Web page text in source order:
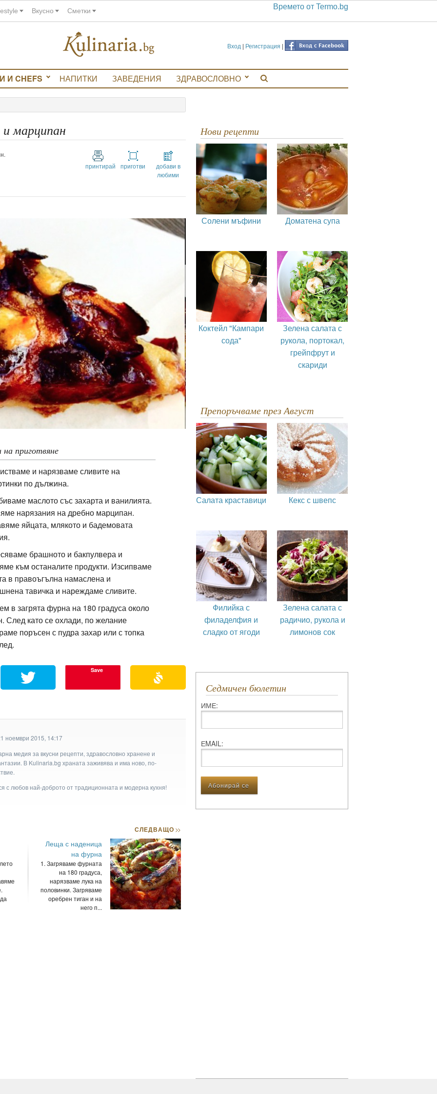
Вкусно Сметки Времето от Termo.bg
Вход | Регистрация |
И CHEFS НАПИТКИ ЗАВЕДЕНИЯ ЗДРАВОСЛОВНО
марципан
принтирай приготви
добави в
любими
на приготвяне
и нарязваме сливите на
по дължина.
маслото със захарта и ванилията.
нарязания на дребно марципан.
яйцата, млякото и бадемовата
брашното и бакпулвера и
към останалите продукти. Изсипваме
в правоъгълна намаслена и
тавичка и нареждаме сливите.
в загрята фурна на 180 градуса около
След като се охлади, по желание
поръсен с пудра захар или с топка
Save
ноември 2015, 14:17
медия за вкусни рецепти, здравословно хранене и
В Kulinaria.bg храната заживява и има ново, по-
с любов най-доброто от традиционната и модерна кухня!
СЛЕДВАЩО>>
Леща с наденица
на фурна
1. Загряваме фурната
на 180 градуса,
нарязваме лука на
половинки. Загряваме
оребрен тиган и на
него п...
Нови рецепти
Солени мъфини Доматена супа
Коктейл "Кампари
сода"
Зелена салата с
рукола, портокал,
грейпфрут и
скариди
Препоръчваме през Август
Салата краставици Кекс с швепс
Филийка с
филаделфия и
сладко от ягоди
Зелена салата с
радичио, рукола и
лимонов сок
Седмичен бюлетин
ИМЕ:
ЕMAIL: